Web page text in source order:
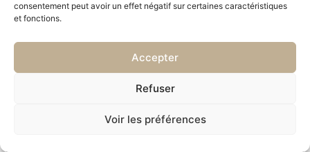
consentement peut avoir un effet négatif sur certaines caractéristiques
et fonctions.
Accepter
Refuser
Voir les préférences